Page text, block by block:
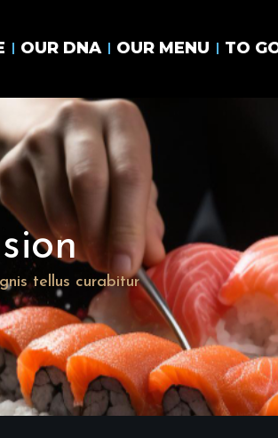
OUR DNA OUR MENU TO
tellus curabitur